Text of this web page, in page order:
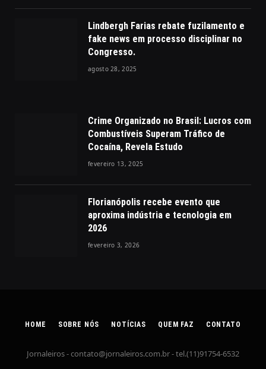
Lindbergh Farias rebate fuzilamento e
fake news em processo disciplinar no
Congresso.
agosto 28, 2025
Crime Organizado no Brasil: Lucros com
Combustíveis Superam Tráfico de
Cocaína, Revela Estudo
fevereiro 13, 2025
Florianópolis recebe evento que
aproxima indústria e tecnologia em
2026
fevereiro 3, 2026
HOME SOBRE NÓS NOTÍCIAS QUEM FAZ CONTATO
Jornaleiros -contato@jornaleiros.com.br- tel.(11)91754-6532